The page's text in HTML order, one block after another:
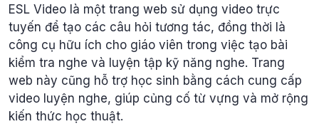
ESL Video là một trang web sử dụng video trực
tuyến để tạo các câu hỏi tương tác, đồng thời là
công cụ hữu ích cho giáo viên trong việc tạo bài
kiểm tra nghe và luyện tập kỹ năng nghe. Trang
web này cũng hỗ trợ học sinh bằng cách cung cấp
video luyện nghe, giúp củng cố từ vựng và mở rộng
kiến thức học thuật.